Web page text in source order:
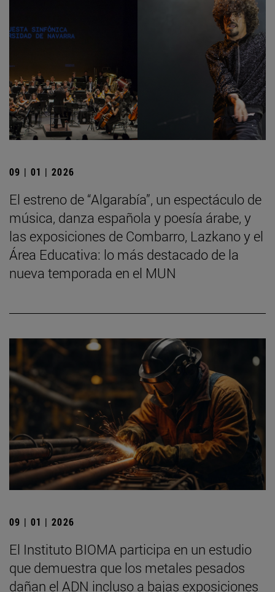
09 | 01 | 2026
El estreno de “Algarabía”, un espectáculo de
música, danza española y poesía árabe, y
las exposiciones de Combarro, Lazkano y el
Área Educativa: lo más destacado de la
nueva temporada en el MUN
09 | 01 | 2026
El Instituto BIOMA participa en un estudio
que demuestra que los metales pesados
dañan el ADN incluso a bajas exposiciones